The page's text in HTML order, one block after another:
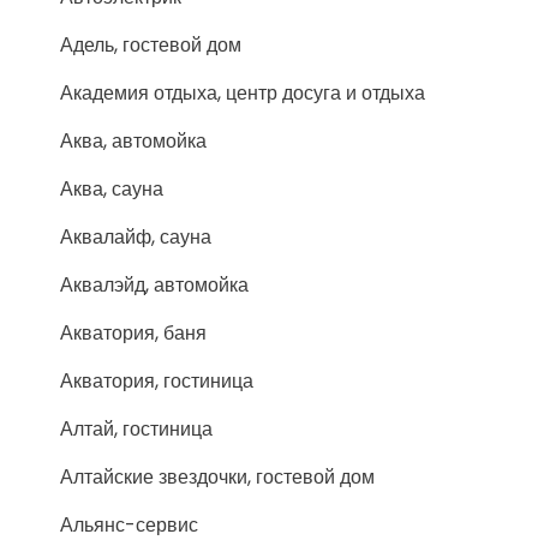
Адель, гостевой дом
Академия отдыха, центр досуга и отдыха
Аква, автомойка
Аква, сауна
Аквалайф, сауна
Аквалэйд, автомойка
Акватория, баня
Акватория, гостиница
Алтай, гостиница
Алтайские звездочки, гостевой дом
Альянс-сервис